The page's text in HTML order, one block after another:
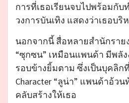
การที่เธอเรียนจบไปพร้อมกับ
วงการบันเทิง แสดงว่าเธอบริ
นอกจากนี้ สื่อหลายสำนักราย
“ซุกซน” เหมือนแพนด้า มีพลั
รอบข้างยิ้มตาม ซึ่งเป็นบุคลิก
Character “ลูน่า” แพนด้าอ้ว
คลับสร้างให้เธอ